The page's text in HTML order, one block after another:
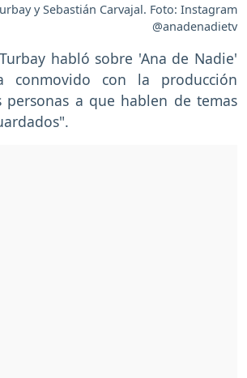
y Sebastián Carvajal. Foto: Instagram
@anadenadietv
habló sobre 'Ana de Nadie'
con la producción
personas a que hablen de temas